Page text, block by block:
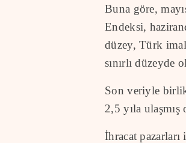
Buna göre,
Endeksi,
düzey, Türk
sınırlı düzeyde
Son veriyle
2,5 yıla ulaşmış
İhracat